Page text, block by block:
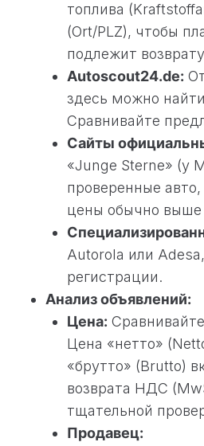
топлива
(Ort/PLZ), чтобы
подлежит
Autoscout24.de:
здесь можно
Сравнивайте
Сайты
«Junge Sterne» (у
проверенные
цены обычно
Autorola или
регистрации.
Анализ объявлений:
Цена:
Цена «нетто»
«брутто» (Brutto)
возврата НДС
тщательной
Продавец: